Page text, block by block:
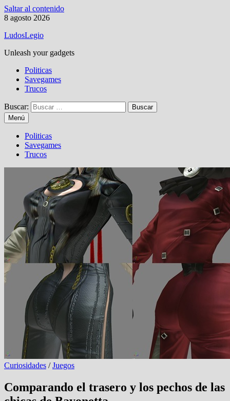
Saltar al contenido
8 agosto 2026
LudosLegio
Unleash your gadgets
Politicas
Savegames
Trucos
Buscar:
Menú
Politicas
Savegames
Trucos
Curiosidades /Juegos
Comparando el trasero y los pechos de las